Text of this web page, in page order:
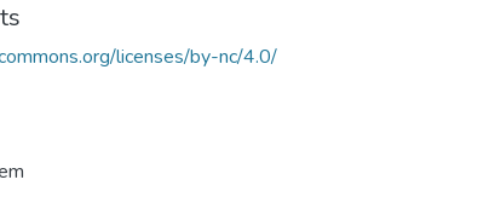
licenses/by-nc/4.0/